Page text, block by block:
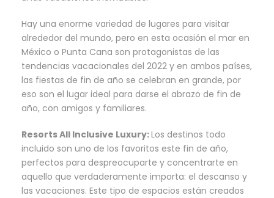
Hay una enorme variedad de lugares para visitar
alrededor del mundo, pero en esta ocasión el mar en
México o Punta Cana son protagonistas de las
tendencias vacacionales del 2022 y en ambos países,
las fiestas de fin de año se celebran en grande, por
eso son el lugar ideal para darse el abrazo de fin de
año, con amigos y familiares.
Resorts All Inclusive Luxury:Los destinos todo
incluido son uno de los favoritos este fin de año,
perfectos para despreocuparte y concentrarte en
aquello que verdaderamente importa: el descanso y
las vacaciones. Este tipo de espacios están creados